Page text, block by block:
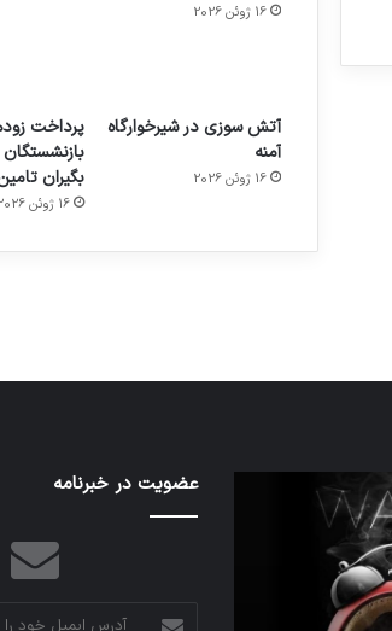
16 ژوئن 2026
آتش سوزی در شیرخوارگاه
آمنه
16 ژوئن 2026
پرداخت
بگیران
16 ژوئن 2026
هدفون های 2023
اف‌ای‌تی‌اف
عضویت در خبرنامه
آدرس